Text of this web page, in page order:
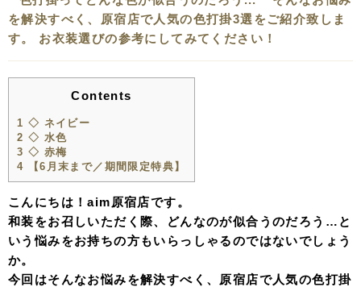
を解決すべく、原宿店で人気の色打掛3選をご紹介致しま
す。 お衣装選びの参考にしてみてください！
Contents
1 ◇ ネイビー
2 ◇ 水色
3 ◇ 赤梅
4 【6月末まで／期間限定特典】
こんにちは！aim原宿店です。
和装をお召しいただく際、どんなのが似合うのだろう…と
いう悩みをお持ちの方もいらっしゃるのではないでしょう
か。
今回はそんなお悩みを解決すべく、原宿店で人気の色打掛